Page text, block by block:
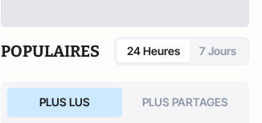
POPULAIRES 24 Heures 7 Jours
PLUS LUS PLUS PARTAGES